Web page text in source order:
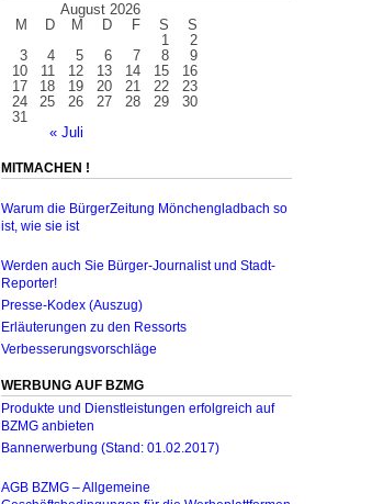
August 2026
M
D M D F S S
« Juli
1
2
3
4 5 6 7 8
9
10
11 12 13 14 15
16
17
18 19 20 21 22
23
24
25 26 27 28 29
30
31
MITMACHEN !
Warum die BürgerZeitung Mönchengladbach so
ist, wie sie ist
Werden auch Sie Bürger-Journalist und Stadt-
Reporter!
Presse-Kodex (Auszug)
Erläuterungen zu den Ressorts
Verbesserungsvorschläge
WERBUNG AUF BZMG
Produkte und Dienstleistungen erfolgreich auf
BZMG anbieten
Bannerwerbung (Stand: 01.02.2017)
AGB BZMG – Allgemeine